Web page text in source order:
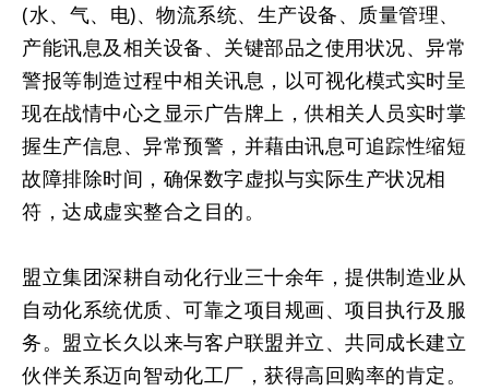
(水、气、电)、物流系统、生产设备、质量管理、
产能讯息及相关设备、关键部品之使用状况、异常
警报等制造过程中相关讯息，以可视化模式实时呈
现在战情中心之显示广告牌上，供相关人员实时掌
握生产信息、异常预警，并藉由讯息可追踪性缩短
故障排除时间，确保数字虚拟与实际生产状况相
符，达成虚实整合之目的。
盟立集团深耕自动化行业三十余年，提供制造业从
自动化系统优质、可靠之项目规画、项目执行及服
务。盟立长久以来与客户联盟并立、共同成长建立
伙伴关系迈向智动化工厂，获得高回购率的肯定。